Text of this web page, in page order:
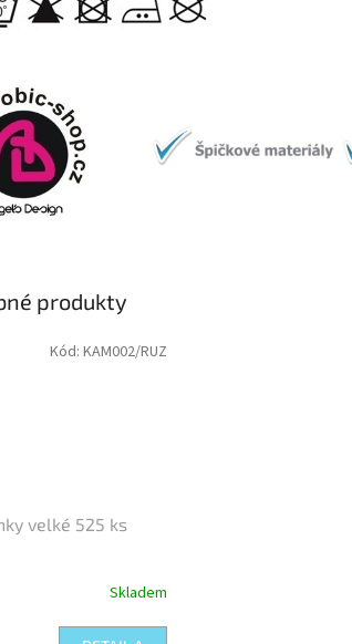
produkty
velké 525 ks
Skladem
Kód: KAM002/RUZ